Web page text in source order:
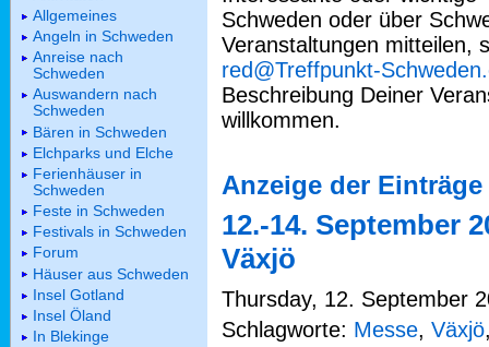
Schweden oder über
Veranstaltungen mitteilen,
red@Treffpunkt-
Beschreibung Deiner
willkommen.
Anzeige der
12.-14. September
Växjö
Thursday, 12. September
Schlagworte: Messe, Växjö
Allgemeines
Angeln in Schweden
Anreise nach
Schweden
Auswandern nach
Schweden
Bären in Schweden
Elchparks und Elche
Ferienhäuser in
Schweden
Feste in Schweden
Festivals in Schweden
Forum
Häuser aus Schweden
Insel Gotland
Insel Öland
In Blekinge